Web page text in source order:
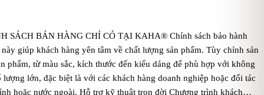
SÁCH BÁN HÀNG CHỈ CÓ TẠI KAHA® Chính sách bảo hành
giúp khách hàng yên tâm về chất lượng sản phẩm. Tùy chỉnh sản
phẩm, từ màu sắc, kích thước đến kiểu dáng để phù hợp với không
lớn, đặc biệt là với các khách hàng doanh nghiệp hoặc đối tác
hoặc nước ngoài. Hỗ trợ kỹ thuật trọn đời Chương trình khách